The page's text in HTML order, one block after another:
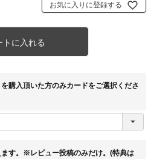
お気に入りに登録する
トに入れる
購入頂いた方のみカードをご選択くださ
す。※レビュー投稿のみだけ。(特典は